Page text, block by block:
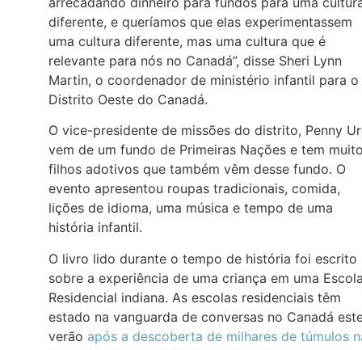
diferente, e queríamos que elas experimentassem
uma cultura diferente, mas uma cultura que é
relevante para nós no Canadá”, disse Sheri Lynn
Martin, o coordenador de ministério infantil para o
Distrito Oeste do Canadá.
O vice-presidente de missões do distrito, Penny
vem de um fundo de Primeiras Nações e tem
filhos adotivos que também vêm desse fundo. O
evento apresentou roupas tradicionais, comida,
lições de idioma, uma música e tempo de uma
história infantil.
O livro lido durante o tempo de história foi escrito
sobre a experiência de uma criança em uma
Residencial indiana. As escolas residenciais têm
estado na vanguarda de conversas no Canadá
verão após a descoberta de milhares de túmulos